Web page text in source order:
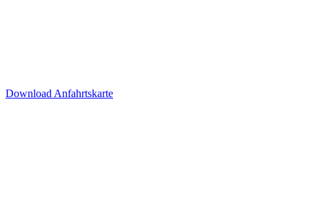
Download Anfahrtskarte